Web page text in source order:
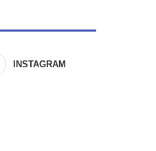
INSTAGRAM